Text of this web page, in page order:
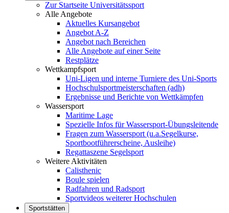
Zur Startseite Universitätssport
Alle Angebote
Aktuelles Kursangebot
Angebot A-Z
Angebot nach Bereichen
Alle Angebote auf einer Seite
Restplätze
Wettkampfsport
Uni-Ligen und interne Turniere des Uni-Sports
Hochschulsportmeisterschaften (adh)
Ergebnisse und Berichte von Wettkämpfen
Wassersport
Maritime Lage
Spezielle Infos für Wassersport-Übungsleitende
Fragen zum Wassersport (u.a.Segelkurse,
Sportbootführerscheine, Ausleihe)
Regattaszene Segelsport
Weitere Aktivitäten
Calisthenic
Boule spielen
Radfahren und Radsport
Sportvideos weiterer Hochschulen
Sportstätten